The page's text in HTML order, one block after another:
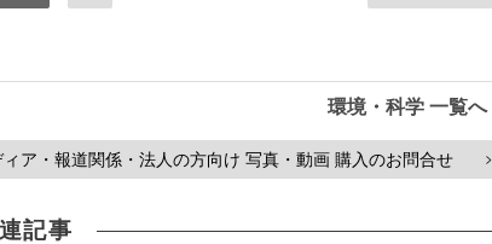
環境・科学 一覧へ
ィア・報道関係・法人の方向け 写真・動画 購入のお問合せ >
記事